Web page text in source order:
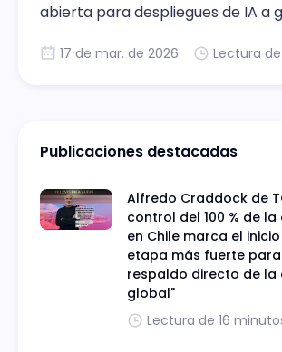
abierta para despliegues de IA a
17 de mar. de 2026 Lectura
Publicaciones destacadas
Alfredo Craddock de
control del 100 % de
en Chile marca el
etapa más fuerte para
respaldo directo de la
global"
Lectura de 16